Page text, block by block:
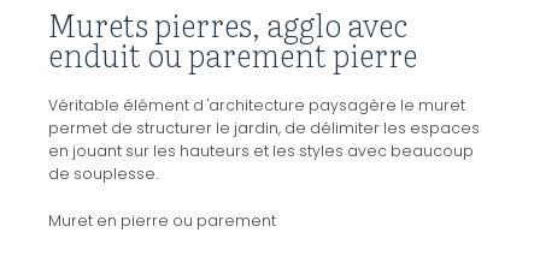
Murets pierres, agglo avec
enduit ou parement pierre
Véritable élément d 'architecture paysagère le muret
permet de structurer le jardin, de délimiter les espaces
en jouant sur les hauteurs et les styles avec beaucoup
de souplesse.
Muret en pierre ou parement